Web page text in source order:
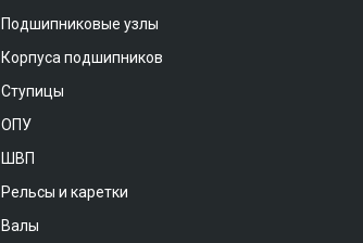
Подшипниковые узлы
Корпуса подшипников
Ступицы
ОПУ
ШВП
Рельсы и каретки
Валы